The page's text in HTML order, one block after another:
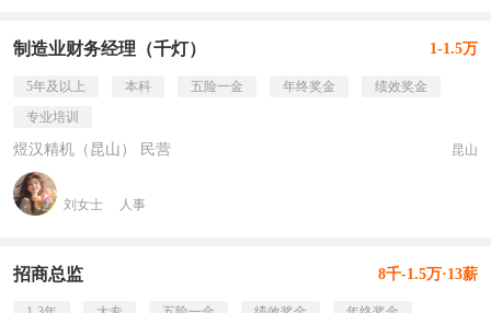
制造业财务经理（千灯） 1-1.5万
5年及以上 本科 五险一金 年终奖金
绩效奖金
专业培训
煜汉精机（昆山） 民营 昆山
刘女士 人事
招商总监 8千-1.5万·13薪